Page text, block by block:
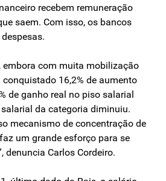
recebem remuneração
saem. Com isso, os bancos
embora com muita mobilização
16,2% de aumento
de ganho real no piso salarial
da categoria diminuiu.
mecanismo de concentração de
um grande esforço para se
denuncia Carlos Cordeiro.